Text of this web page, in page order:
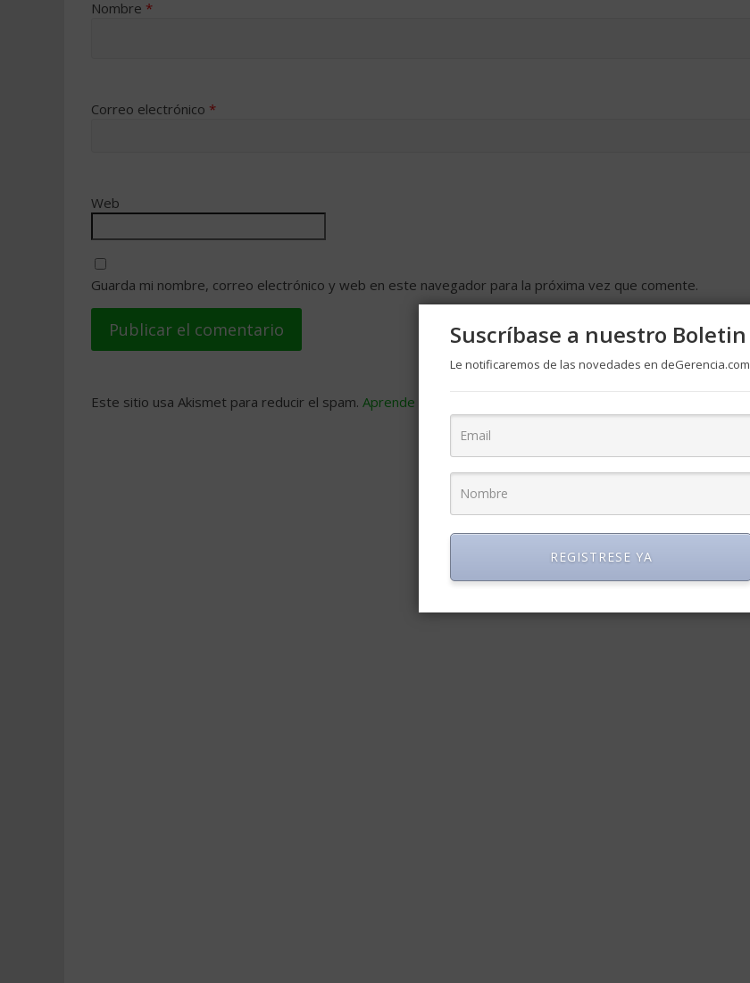
Nombre *
Correo electrónico *
Web
Guarda mi nombre, correo electrónico y web en este navegador para la próxima vez que comente.
Este sitio usa Akismet para reducir el spam. Aprende cómo se procesan los datos de tus comentarios
Suscríbase a nuestro Boletin
Le notificaremos de las novedades en deGerencia.com
REGISTRESE YA